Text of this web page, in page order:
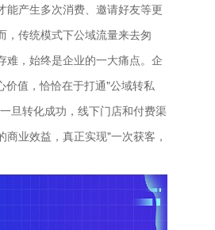
能产生多次消费、邀请好友等更
，传统模式下公域流量来去匆
难，始终是企业的一大痛点。企
价值，恰恰在于打通"公域转私
转化成功，线下门店和付费渠
商业效益，真正实现"一次获客，